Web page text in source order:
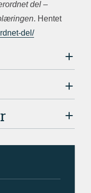
del –
. Hentet
del/